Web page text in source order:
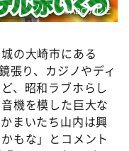
©️ABCテレビ
の大崎市にある
張り、カジノやディ
、昭和ラブホらし
機を模した巨大な
まいたち山内は興
もな」とコメント